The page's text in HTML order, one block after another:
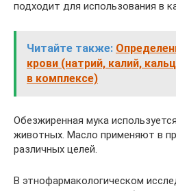
подходит для использования в
Читайте также:
крови (натрий, калий,
в комплексе)
Обезжиренная мука
животных. Масло применяют в
различных целей.
В этнофармакологическом